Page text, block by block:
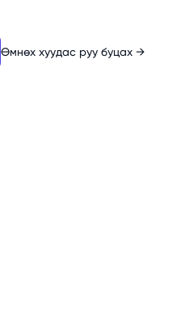
Өмнөх хуудас руу буцах →